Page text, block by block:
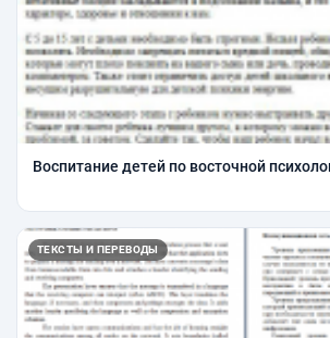
Воспитание детей по восточной
ТЕКСТЫ И ПЕРЕВОДЫ